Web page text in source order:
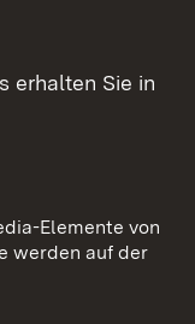
erhalten Sie in
Elemente von
werden auf der